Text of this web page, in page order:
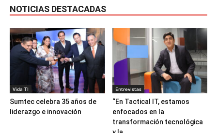
NOTICIAS DESTACADAS
Vida TI
Sumtec celebra 35 años de
liderazgo e innovación
Entrevistas
“En Tactical IT, estamos
enfocados en la
transformación tecnológica